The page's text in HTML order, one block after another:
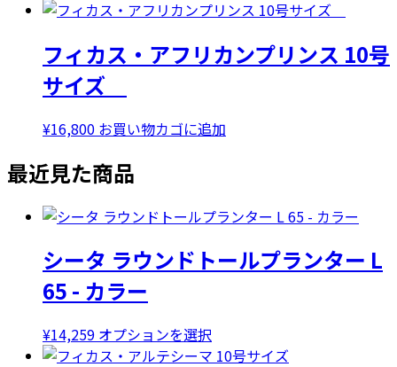
フィカス・アフリカンプリンス 10号
サイズ
¥16,800 お買い物カゴに追加
最近見た商品
シータ ラウンドトールプランター L
65 - カラー
¥14,259 オプションを選択
の